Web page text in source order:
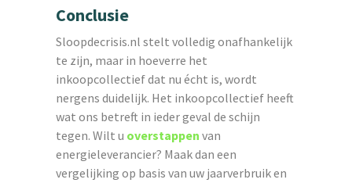
Conclusie
Sloopdecrisis.nl stelt volledig onafhankelijk
te zijn, maar in hoeverre het
inkoopcollectief dat nu écht is, wordt
nergens duidelijk. Het inkoopcollectief heeft
wat ons betreft in ieder geval de schijn
tegen. Wilt u overstappen van
energieleverancier? Maak dan een
vergelijking op basis van uw jaarverbruik en